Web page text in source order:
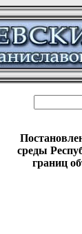
среды
границ